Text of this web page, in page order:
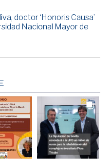
doctor ‘Honoris Causa’
Nacional Mayor de